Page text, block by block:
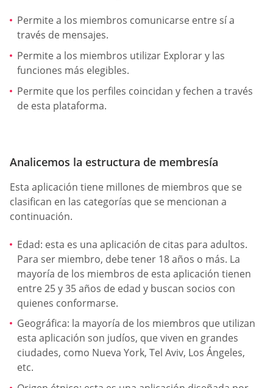
Permite a los miembros comunicarse entre sí a
través de mensajes.
Permite a los miembros utilizar Explorar y las
funciones más elegibles.
Permite que los perfiles coincidan y fechen a través
de esta plataforma.
Analicemos la estructura de membresía
Esta aplicación tiene millones de miembros que se
clasifican en las categorías que se mencionan a
continuación.
Edad: esta es una aplicación de citas para adultos.
Para ser miembro, debe tener 18 años o más. La
mayoría de los miembros de esta aplicación tienen
entre 25 y 35 años de edad y buscan socios con
quienes conformarse.
Geográfica: la mayoría de los miembros que utilizan
esta aplicación son judíos, que viven en grandes
ciudades, como Nueva York, Tel Aviv, Los Ángeles,
etc.